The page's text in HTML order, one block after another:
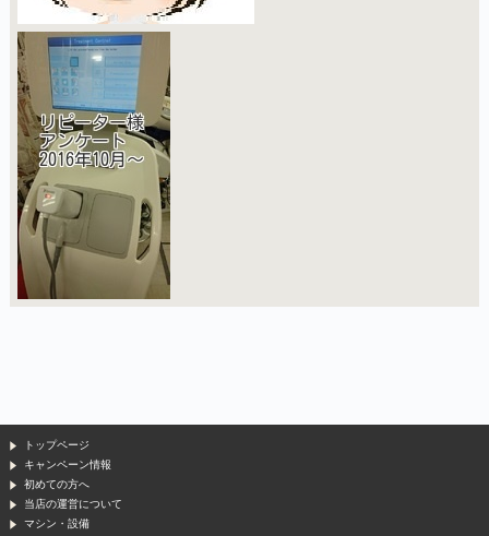
トップページ
キャンペーン情報
初めての方へ
当店の運営について
マシン・設備